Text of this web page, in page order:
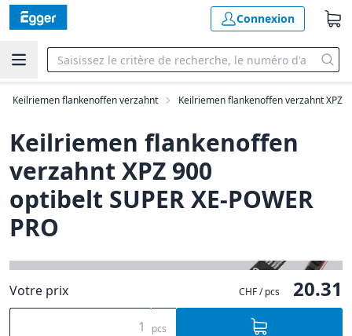
Connexion
Keilriemen flankenoffen verzahnt Keilriemen flankenoffen verzahnt XPZ
Keilriemen flankenoffen
verzahnt XPZ 900
optibelt SUPER XE-POWER
PRO
Votre prix CHF / pcs 20.31
pcs